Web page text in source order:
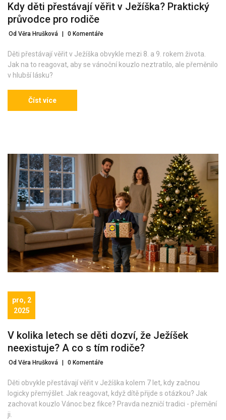
Kdy děti přestávají věřit v Ježíška? Praktický
průvodce pro rodiče
Od Věra Hrušková 0 Komentáře
Děti přestávají věřit v Ježíška obvykle mezi 8. a 9. rokem života.
Jak na to reagovat, aby se vánoční kouzlo neztratilo, ale přeměnilo
v hlubší lásku?
Číst více
pro, 2
2025
V kolika letech se děti dozví, že Ježíšek
neexistuje? A co s tím rodiče?
Od Věra Hrušková 0 Komentáře
Děti obvykle přestávají věřit v Ježíška kolem 7 let, kdy začnou
logicky přemýšlet. Jak reagovat, když dítě přijde s otázkou? Jak
zachovat kouzlo Vánoc bez fikce? Pravda nezničí tradici - přemění
ji.